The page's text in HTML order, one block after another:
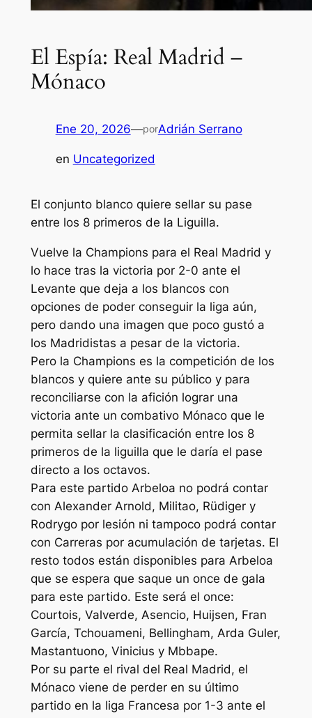
El Espía: Real Madrid –
Mónaco
Ene 20, 2026—porAdrián Serrano
en Uncategorized
El conjunto blanco quiere sellar su pase
entre los 8 primeros de la Liguilla.
Vuelve la Champions para el Real Madrid y
lo hace tras la victoria por 2-0 ante el
Levante que deja a los blancos con
opciones de poder conseguir la liga aún,
pero dando una imagen que poco gustó a
los Madridistas a pesar de la victoria.
Pero la Champions es la competición de los
blancos y quiere ante su público y para
reconciliarse con la afición lograr una
victoria ante un combativo Mónaco que le
permita sellar la clasificación entre los 8
primeros de la liguilla que le daría el pase
directo a los octavos.
Para este partido Arbeloa no podrá contar
con Alexander Arnold, Militao, Rüdiger y
Rodrygo por lesión ni tampoco podrá contar
con Carreras por acumulación de tarjetas. El
resto todos están disponibles para Arbeloa
que se espera que saque un once de gala
para este partido. Este será el once:
Courtois, Valverde, Asencio, Huijsen, Fran
García, Tchouameni, Bellingham, Arda Guler,
Mastantuono, Vinicius y Mbbape.
Por su parte el rival del Real Madrid, el
Mónaco viene de perder en su último
partido en la liga Francesa por 1-3 ante el